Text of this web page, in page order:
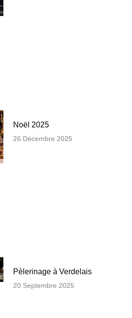
Noël 2025
26 Décembre 2025
Pèlerinage à Verdelais
20 Septembre 2025